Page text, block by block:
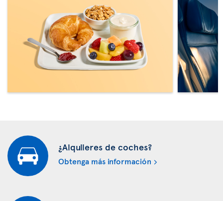
¿Alquileres de coches?
Obtenga más información